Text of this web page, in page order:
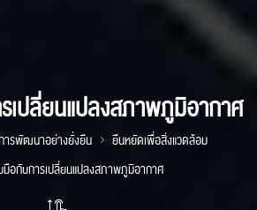
เปลี่ยนแปลงสภาพภูมิอากาศ
ารพัฒนาอย่างยั่งยืน
ยืนหยัดเพื่อสิ่งแวดล้อม
มือกับการเปลี่ยนแปลงสภาพภูมิอากาศ